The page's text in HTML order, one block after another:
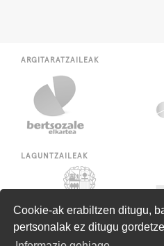
Cookie-ak erabiltzen ditugu,
pertsonalak ez ditugu
ARGITARATZAILEAK
LAGUNTZAILEAK